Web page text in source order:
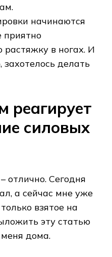
начинаются
приятно
растяжку в ногах. И
захотелось делать
реагирует
силовых
отлично. Сегодня
а сейчас мне уже
взятое на
эту статью
дома.